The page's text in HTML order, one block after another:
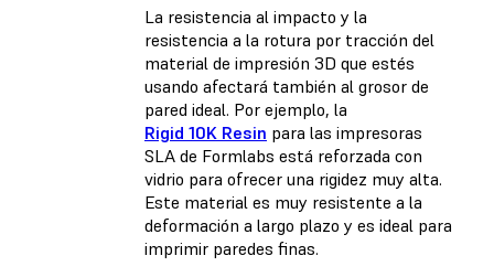
La resistencia al impacto y la
resistencia a la rotura por tracción del
material de impresión 3D que estés
usando afectará también al grosor de
pared ideal. Por ejemplo, la
Rigid 10K Resin para las impresoras
SLA de Formlabs está reforzada con
vidrio para ofrecer una rigidez muy alta.
Este material es muy resistente a la
deformación a largo plazo y es ideal para
imprimir paredes finas.